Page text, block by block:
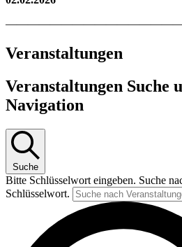
Veranstaltungen
Veranstaltungen Suche
Navigation
Suche
Bitte Schlüsselwort eingeben. Suche
Schlüsselwort.